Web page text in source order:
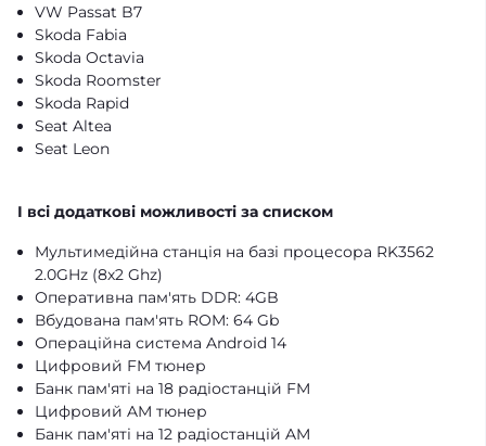
VW Passat B7
Skoda Fabia
Skoda Octavia
Skoda Roomster
Skoda Rapid
Seat Altea
Seat Leon
І всі додаткові можливості за списком
Мультимедійна станція на базі процесора RK3562
2.0GHz (8х2 Ghz)
Оперативна пам'ять DDR: 4GB
Вбудована пам'ять ROM: 64 Gb
Операційна система Android 14
Цифровий FM тюнер
Банк пам'яті на 18 радіостанцій FM
Цифровий AM тюнер
Банк пам'яті на 12 радіостанцій AM